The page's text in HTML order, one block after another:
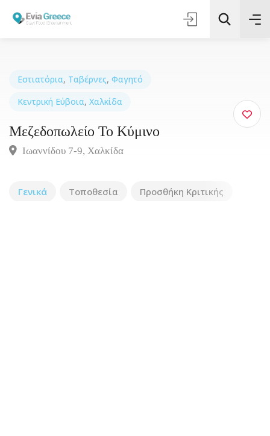
Τοποθεσία
Όλες οι Κατηγορίες
Εστιατόρια, Ταβέρνες, Φαγητό
Κεντρική Εύβοια, Χαλκίδα
Μεζεδοπωλείο Το Κύμινο
Ιωαννίδου 7-9, Χαλκίδα
Γενικά Τοποθεσία Προσθήκη Κριτικής